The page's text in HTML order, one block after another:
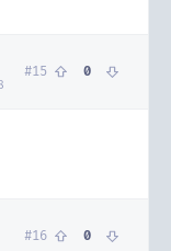
#15 0
#16 0